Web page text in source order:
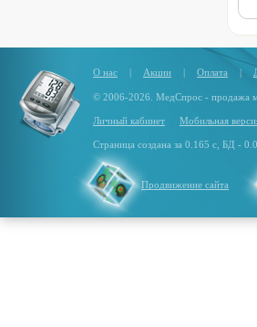
О нас | Акции | Оплата |
© 2006-2026. МедСпрос - продажа
Личный кабинет Мобильная
Страница создана за 0.165 с, БД -
Продвижение сайта